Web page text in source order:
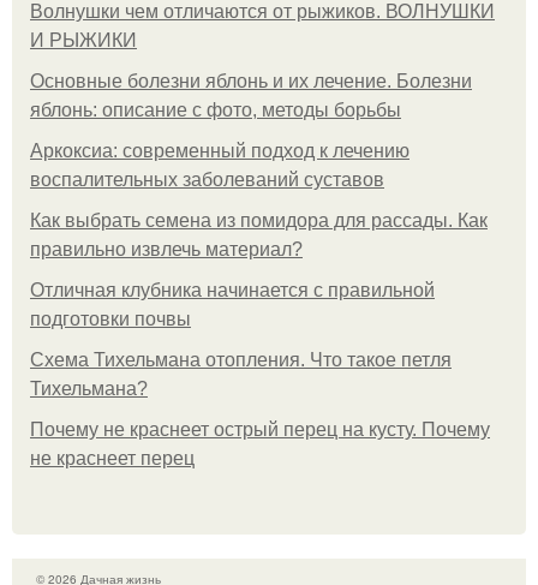
Волнушки чем отличаются от рыжиков. ВОЛНУШКИ
И РЫЖИКИ
Основные болезни яблонь и их лечение. Болезни
яблонь: описание с фото, методы борьбы
Аркоксиа: современный подход к лечению
воспалительных заболеваний суставов
Как выбрать семена из помидора для рассады. Как
правильно извлечь материал?
Отличная клубника начинается с правильной
подготовки почвы
Схема Тихельмана отопления. Что такое петля
Тихельмана?
Почему не краснеет острый перец на кусту. Почему
не краснеет перец
© 2026 Дачная жизнь